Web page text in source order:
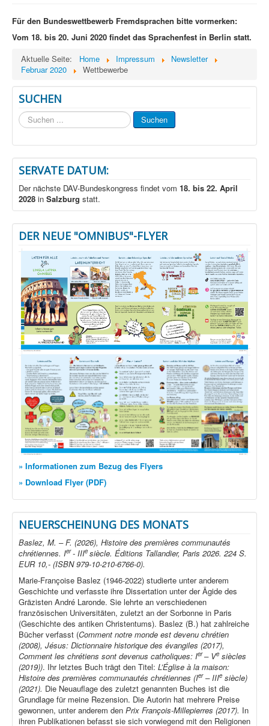
Für den Bundeswettbewerb Fremdsprachen bitte vormerken:
Vom 18. bis 20. Juni 2020 findet das Sprachenfest in Berlin statt.
Aktuelle Seite:
Home Impressum
Newsletter
Februar 2020
Wettbewerbe
SUCHEN
Suchen
...
Suchen
SERVATE DATUM:
Der nächste DAV-Bundeskongress findet vom 18. bis 22. April
2028 in Salzburg statt.
DER NEUE "OMNIBUS"-FLYER
» Informationen zum Bezug des Flyers
» Download Flyer (PDF)
NEUERSCHEINUNG DES MONATS
Baslez, M. – F. (2026), Histoire des premières communautés
chrétiennes. Ier- IIIe siècle. Éditions Tallandier, Paris 2026. 224 S.
EUR 10,- (ISBN 979-10-210-6766-0).
Marie-Françoise Baslez (1946-2022) studierte unter anderem
Geschichte und verfasste ihre Dissertation unter der Ägide des
Gräzisten André Laronde. Sie lehrte an verschiedenen
französischen Universitäten, zuletzt an der Sorbonne in Paris
(Geschichte des antiken Christentums). Baslez (B.) hat zahlreiche
Bücher verfasst (Comment notre monde est devenu chrétien
(2008), Jésus: Dictionnaire historique des évangiles (2017),
Comment les chrétiens sont devenus catholiques: Ier– Ve siècles
(2019)). Ihr letztes Buch trägt den Titel: L’Église à la maison:
Histoire des premières communautés chrétiennes (Ier– IIIe siècle)
(2021). Die Neuauflage des zuletzt genannten Buches ist die
Grundlage für meine Rezension. Die Autorin hat mehrere Preise
gewonnen, unter anderem den Prix François-Millepierres (2017). In
ihren Publikationen befasst sie sich vorwiegend mit den Religionen